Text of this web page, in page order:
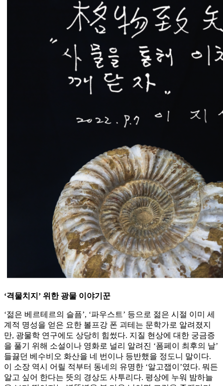
‘격물치지’ 위한 광물 이야기꾼
‘젊은 베르테르의 슬픔’, ‘파우스트’ 등으로 젊은 시절 이미 세
계적 명성을 얻은 요한 볼프강 폰 괴테는 문학가로 알려졌지
만, 광물학 연구에도 상당히 힘썼다. 지질 현상에 대한 궁금증
을 풀기 위해 소설이나 영화로 널리 알려진 ‘폼페이 최후의 날’
들끓던 베수비오 화산을 네 번이나 등반했을 정도니 말이다.
이 소장 역시 어릴 적부터 동네의 유명한 ‘알고잽이’였다. 뭐든
알고 싶어 한다는 뜻의 경상도 사투리다. 평상에 누워 밤하늘